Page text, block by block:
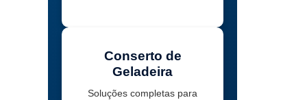
Conserto de
Geladeira
Soluções completas para